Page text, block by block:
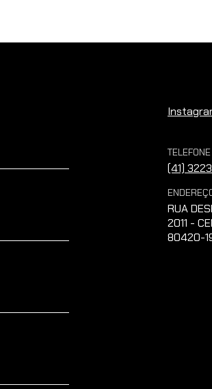
TELEFONE
(41)
RUA
2011 -
80420-